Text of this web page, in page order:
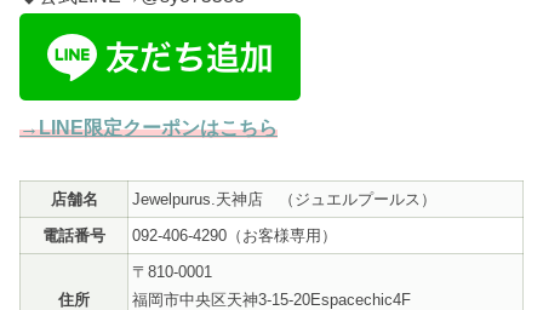
→LINE限定クーポンはこちら
店舗名 Jewelpurus.天神店
（ジュエルプールス）
電話番号
092-406-4290（お客様専用）
住所
〒810-0001
福岡市中央区天神3-15-20Espacechic4F